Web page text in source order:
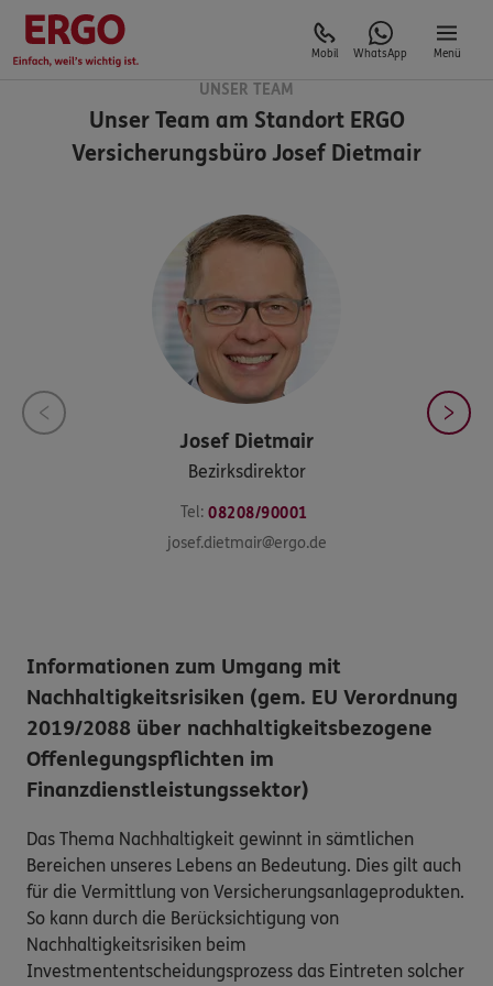
Mobil WhatsApp Menü
UNSER TEAM
Unser Team am StandortERGO
Versicherungsbüro Josef Dietmair
Josef Dietmair
Bezirksdirektor
Tel: 08208/90001
josef.dietmair@ergo.de
Informationen zum Umgang mit
Nachhaltigkeitsrisiken (gem. EU Verordnung
2019/2088 über nachhaltigkeitsbezogene
Offenlegungspflichten im
Finanzdienstleistungssektor)
Das Thema Nachhaltigkeit gewinnt in sämtlichen
Bereichen unseres Lebens an Bedeutung. Dies gilt auch
für die Vermittlung von Versicherungsanlageprodukten.
So kann durch die Berücksichtigung von
Nachhaltigkeitsrisiken beim
Investmententscheidungsprozess das Eintreten solcher